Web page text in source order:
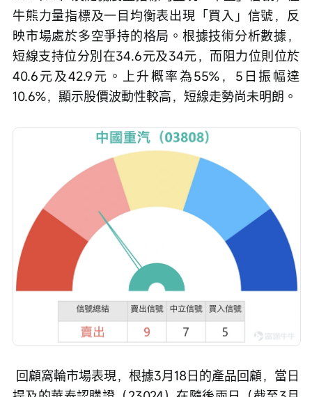
牛熊力量指標及一目均衡表出現「買入」信號，反
映市場處於多空爭持的格局。根據技術分析數據，
短線支持位分別在34.6元及34元，而阻力位則位於
40.6元及42.9元。上升概率為55%，5日振幅達
10.6%，顯示股價波動性較高，短線走勢尚未明朗。